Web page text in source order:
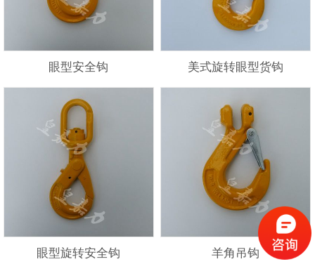
眼型安全钩 美式旋转眼型货钩
眼型旋转安全钩 羊角吊钩